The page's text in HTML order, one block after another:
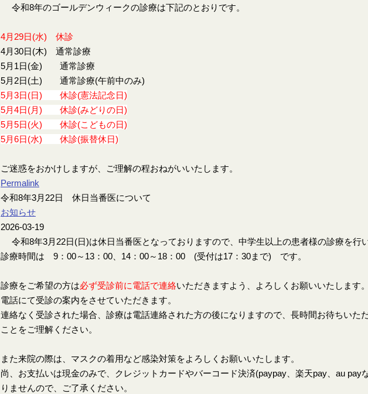
令和8年のゴールデンウィークの診療は下記のとおりです。
4月29日(水) 休診
4月30日(木) 通常診療
5月1日(金) 通常診療
5月2日(土) 通常診療(午前中のみ)
5月3日(日) 休診(憲法記念日)
5月4日(月) 休診(みどりの日)
5月5日(火) 休診(こどもの日)
5月6日(水) 休診(振替休日)
ご迷惑をおかけしますが、ご理解の程おねがいいたします。
Permalink
令和8年3月22日 休日当番医について
お知らせ
2026-03-19
令和8年3月22日(日)は休日当番医となっておりますので、中学生以上の患者様の診療を行い
診療時間は 9：00～13：00、14：00～18：00 (受付は17：30まで) です。
診療をご希望の方は必ず受診前に電話で連絡いただきますよう、よろしくお願いいたします。
電話にて受診の案内をさせていただきます。
連絡なく受診された場合、診療は電話連絡された方の後になりますので、長時間お待ちいた
ことをご理解ください。
また来院の際は、マスクの着用など感染対策をよろしくお願いいたします。
尚、お支払いは現金のみで、クレジットカードやバーコード決済(paypay、楽天pay、au pay
りませんので、ご了承ください。